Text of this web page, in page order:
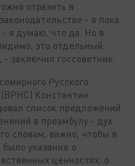
отразить в
- я пока
я думаю, что да. Но в
это отдельный
заключил госсоветник.
Русского
Константин
список предложений
в преамбулу - дух
словам, важно, чтобы в
указание о
ценностях, о